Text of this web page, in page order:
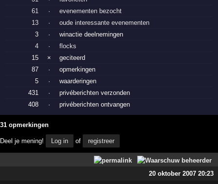
61
·
evenementen bezocht
13
·
oude interessante evenementen
3
·
winactie deelnemingen
4
·
flocks
15
×
geciteerd
87
·
opmerkingen
5
·
waarderingen
431
·
privéberichten verzonden
408
· privéberichten ontvangen
31 opmerkingen
Deel je mening! Log in of registreer
20 oktober 2007 20:23